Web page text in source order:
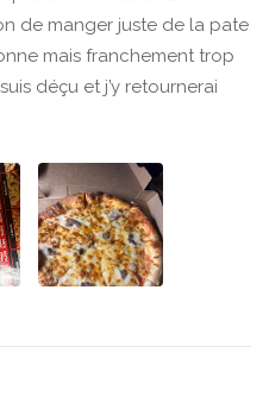
de manger juste de la pate
mais franchement trop
déçu et j’y retournerai